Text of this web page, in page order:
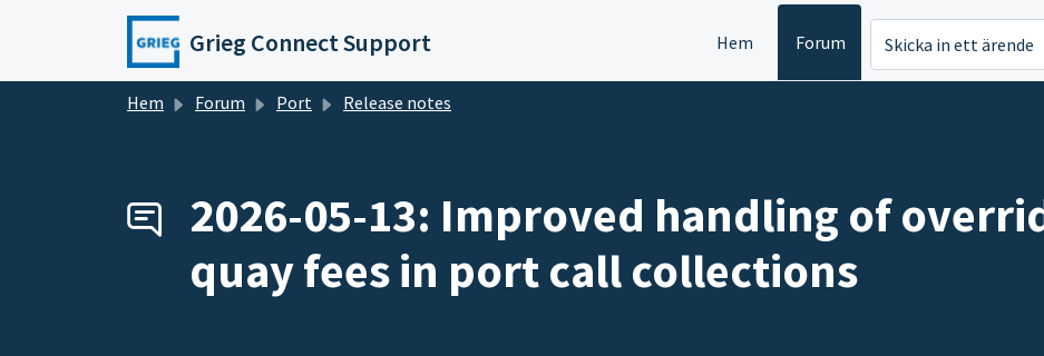
Hoppa över till huvudinnehåll
Grieg Connect Support Hem Forum Skicka in ett ärende
Hem Forum Port Release notes
2026-05-13: Improved handling of
quay fees in port call collections